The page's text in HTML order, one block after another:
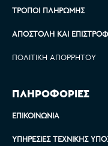
ΤΡΌΠΟΙ ΠΛΗΡΩΜΉΣ
ΑΠΟΣΤΟΛΉ ΚΑΙ
ΠΟΛΙΤΙΚΉ ΑΠΟΡΡΉΤΟΥ
ΠΛΗΡΟΦΟΡΙΕΣ
ΕΠΙΚΟΙΝΩΝΊΑ
ΥΠΗΡΕΣΊΕΣ ΤΕΧΝΙΚΉΣ